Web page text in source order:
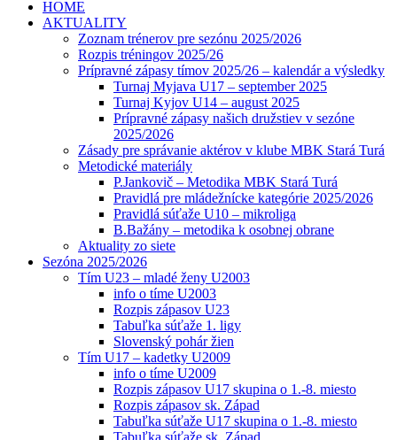
HOME
AKTUALITY
Zoznam trénerov pre sezónu 2025/2026
Rozpis tréningov 2025/26
Prípravné zápasy tímov 2025/26 – kalendár a výsledky
Turnaj Myjava U17 – september 2025
Turnaj Kyjov U14 – august 2025
Prípravné zápasy našich družstiev v sezóne
2025/2026
Zásady pre správanie aktérov v klube MBK Stará Turá
Metodické materiály
P.Jankovič – Metodika MBK Stará Turá
Pravidlá pre mládežnícke kategórie 2025/2026
Pravidlá súťaže U10 – mikroliga
B.Bažány – metodika k osobnej obrane
Aktuality zo siete
Sezóna 2025/2026
Tím U23 – mladé ženy U2003
info o tíme U2003
Rozpis zápasov U23
Tabuľka súťaže 1. ligy
Slovenský pohár žien
Tím U17 – kadetky U2009
info o tíme U2009
Rozpis zápasov U17 skupina o 1.-8. miesto
Rozpis zápasov sk. Západ
Tabuľka súťaže U17 skupina o 1.-8. miesto
Tabuľka súťaže sk. Západ